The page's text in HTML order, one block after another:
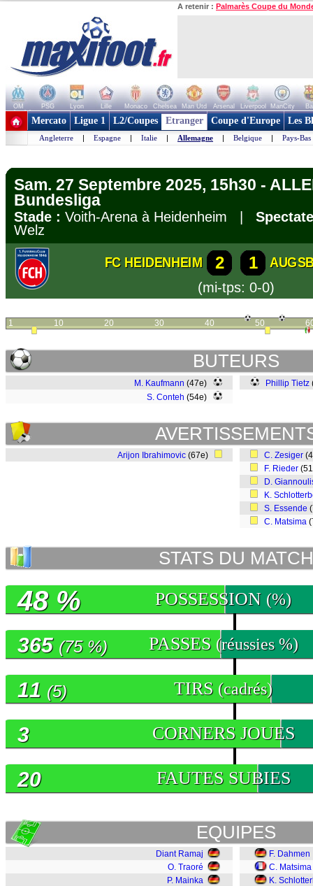
A retenir : Palmarès Coupe du
OM PSG Lyon Lille Monaco Chelsea Man Utd Arsenal Liverpool ManCity
+ de clubs
Mercato Ligue 1 L2/Coupes Etranger Coupe d'Europe Les
Angleterre | Espagne | Italie | Allemagne | Belgique | Pays-Bas
Sam. 27 Septembre 2025, 15h30 -
Bundesliga
Stade : Voith-Arena à Heidenheim |
Welz
FC HEIDENHEIM 2 1
(mi-tps: 0-0)
1 10 20 30 40 50
BUTEURS
M. Kaufmann (47e)
S. Conteh (54e)
Phillip Tietz
Arijon Ibrahimovic (67e) C. Zesiger
F. Rieder
D.
K.
S. Essende
C. Matsima
STATS DU MATCH
POSSESSION (%)
48 %
PASSES (réussies %)
365 (75 %)
TIRS (cadrés)
11 (5)
CORNERS JOUES
3
FAUTES SUBIES
20
EQUIPES
Diant Ramaj
O. Traoré
P. Mainka
F. Dahmen
C. Matsima
K.